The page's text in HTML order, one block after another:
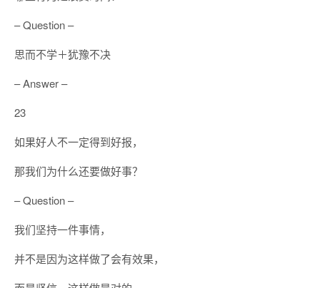
– Question –
思而不学＋犹豫不决
– Answer –
23
如果好人不一定得到好报，
那我们为什么还要做好事？
– Question –
我们坚持一件事情，
并不是因为这样做了会有效果，